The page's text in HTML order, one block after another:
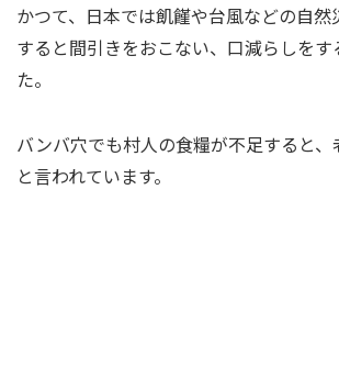
かつて、日本では飢饉や台風などの自然
すると間引きをおこない、口減らしをす
た。
バンバ穴でも村人の食糧が不足すると
と言われています。